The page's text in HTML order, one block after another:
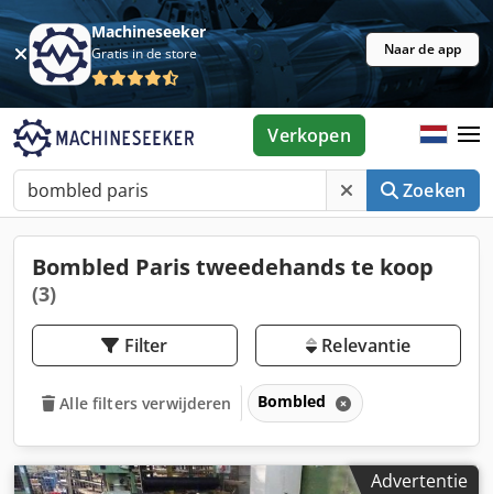
Machineseeker
Gratis in de store Naar de app
Zoeken
Verkopen
Bombled Paris tweedehands te koop
(3)
Filter Relevantie
Alle filters verwijderen Bombled
Advertentie